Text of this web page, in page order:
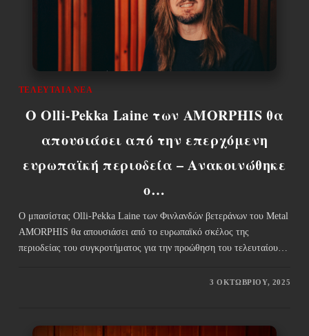
ΤΕΛΕΥΤΑΊΑ ΝΈΑ
Ο Olli-Pekka Laine των AMORPHIS θα
απουσιάσει από την επερχόμενη
ευρωπαϊκή περιοδεία – Ανακοινώθηκε
ο…
Ο μπασίστας Olli-Pekka Laine των Φινλανδών βετεράνων του Metal
AMORPHIS θα απουσιάσει από το ευρωπαϊκό σκέλος της
περιοδείας του συγκροτήματος για την προώθηση του τελευταίου…
3 ΟΚΤΩΒΡΊΟΥ, 2025